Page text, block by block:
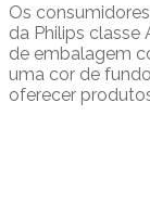
Os
da Philips
de embalagem
uma cor de
oferecer